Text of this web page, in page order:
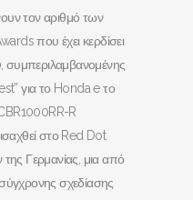
τον αριθμό των
που έχει κερδίσει
για το Honda e το
R
στο Red Dot
Γερμανίας, μια από
σύγχρονης σχεδίασης